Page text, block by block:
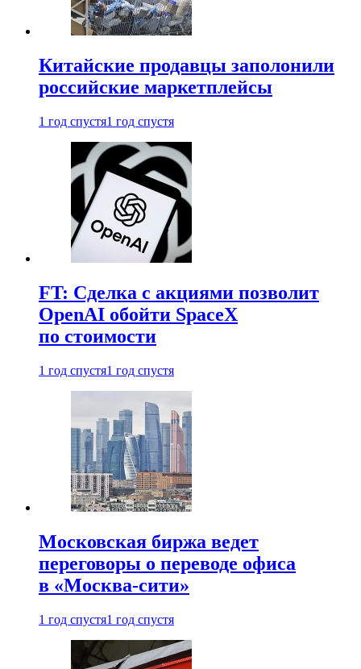
Китайские продавцы заполонили
российские маркетплейсы
1 год спустя1 год спустя
FT: Сделка с акциями позволит
OpenAI обойти SpaceX
по стоимости
1 год спустя1 год спустя
Московская биржа ведет
переговоры о переводе офиса
в «Москва-сити»
1 год спустя1 год спустя